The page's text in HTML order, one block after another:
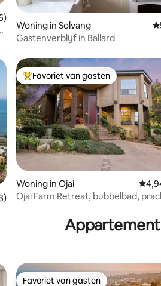
beoordeling van 4,99 op 5, 306
Woning in Solvang
Gastenverblijf in Ballard
beoordeling van 4,84 op 5, 178
Topfavoriet van gasten
Favoriet van gasten
Woning in Ojai
Ojai Farm Retreat, bubbelbad,
Favoriet van gasten